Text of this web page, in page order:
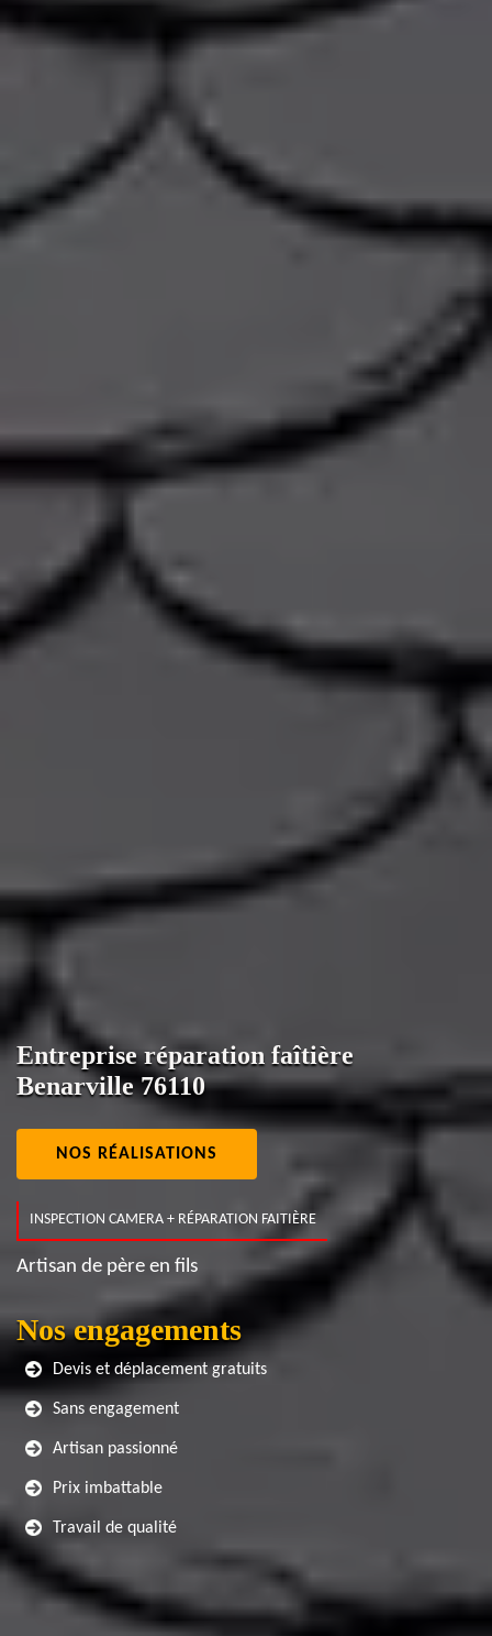
Entreprise réparation faîtière
Benarville 76110
NOS RÉALISATIONS
INSPECTION CAMERA + RÉPARATION FAITIÈRE
Artisan de père en fils
Nos engagements
Devis et déplacement gratuits
Sans engagement
Artisan passionné
Prix imbattable
Travail de qualité